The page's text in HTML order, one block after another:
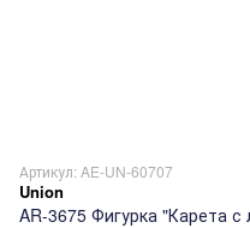
Артикул: AE-UN-60707
Union
AR-3675 Фигурка "Карета